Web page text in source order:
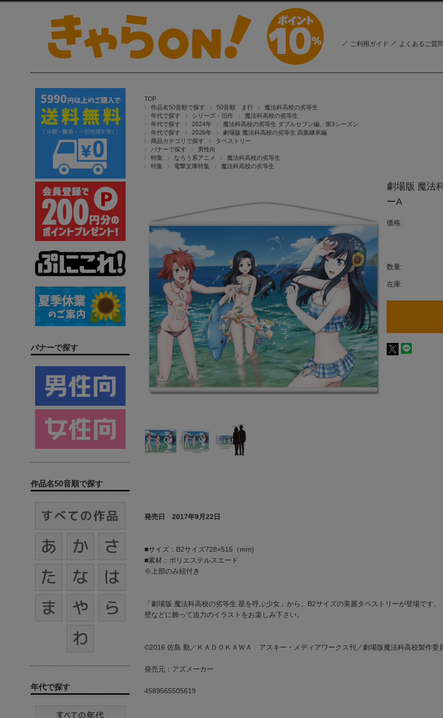
ご利用ガイド よくあるご質
TOP
作品名50音順で探す
50音順 ま行
魔法科高校の劣等生
年代で探す
シリーズ・旧作
魔法科高校の劣等生
年代で探す
2024年
魔法科高校の劣等生 ダブルセブン編、第3シーズン
年代で探す
2026年
劇場版 魔法科高校の劣等生 四葉継承編
商品カテゴリで探す
タペストリー
バナーで探す
男性向
特集
なろう系アニメ
魔法科高校の劣等生
特集
電撃文庫特集 魔法科高校の劣等生
劇場版 魔法
ーA
価格:
数量:
在庫:
発売日 2017年9月22日
■サイズ：B2サイズ728×515（mm)
■素材：ポリエステルスエード
※上部のみ紐付き
「劇場版 魔法科高校の劣等生 星を呼ぶ少女」から、B2サイズの美麗タペストリーが登場です。
壁などに飾って迫力のイラストをお楽しみ下さい。
©2016 佐島 勤／ＫＡＤＯＫＡＷＡ アスキー・メディアワークス刊／劇場版魔法科高校製作委
発売元：アズメーカー
4589565505619
バナーで探す
作品名50音順で探す
年代で探す